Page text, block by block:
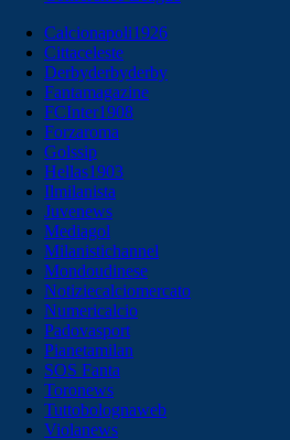
Calcionapoli1926
Cittaceleste
Derbyderbyderby
Fantamagazine
FCInter1908
Forzaroma
Golssip
Hellas1903
Ilmilanista
Juvenews
Mediagol
Milanistichannel
Mondoudinese
Notiziecalciomercato
Numericalcio
Padovasport
Pianetamilan
SOS Fanta
Toronews
Tuttobolognaweb
Violanews